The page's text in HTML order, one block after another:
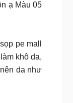
ạ Màu 05
pe mall
khô da,
da như